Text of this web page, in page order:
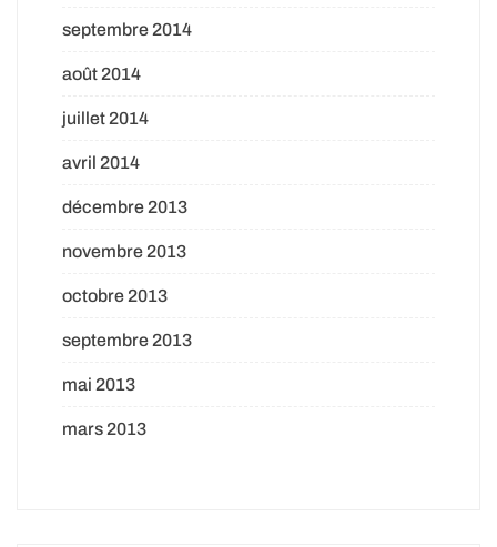
septembre 2014
août 2014
juillet 2014
avril 2014
décembre 2013
novembre 2013
octobre 2013
septembre 2013
mai 2013
mars 2013